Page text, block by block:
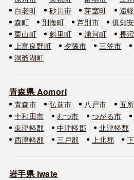
白老町
砂川市 芽室町 遠
森町
別海町 芦別市 俱知
栗山町
斜里町 浦河町 長
上富良野町
夕張市 三笠市
洞爺湖町
青森県 Aomori
青森市 弘前市 八戸市 五
十和田市
むつ市 つがる市
東津軽郡
中津軽郡 北津軽郡
西津軽郡
三戸郡 上北郡
岩手県 Iwate